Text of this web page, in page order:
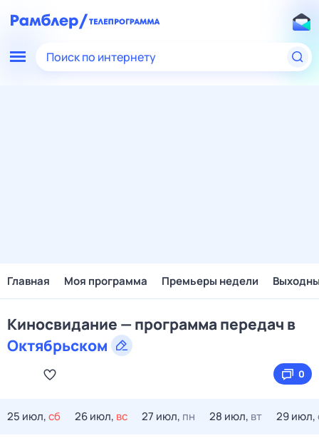
Поиск по интернету
Главная Моя программа Премьеры недели
Киносвидание — программа передач в
Октябрьском
0
25 июл,сб 26 июл, вс 27 июл, пн 28 июл, вт 29 июл,